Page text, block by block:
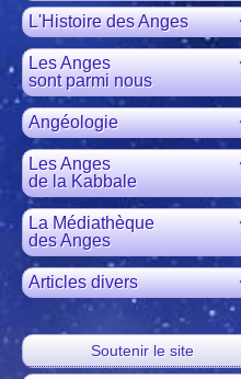
L'Histoire des Anges
Les Anges
sont parmi nous
Angéologie
Les Anges
de la Kabbale
La Médiathèque
des Anges
Articles divers
Soutenir le site